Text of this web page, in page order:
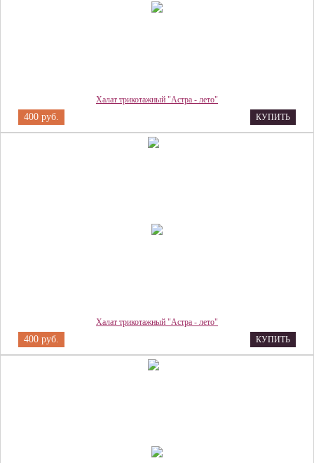
Халат трикотажный "Астра - лето"
400 руб. КУПИТЬ
Халат трикотажный "Астра - лето"
400 руб. КУПИТЬ